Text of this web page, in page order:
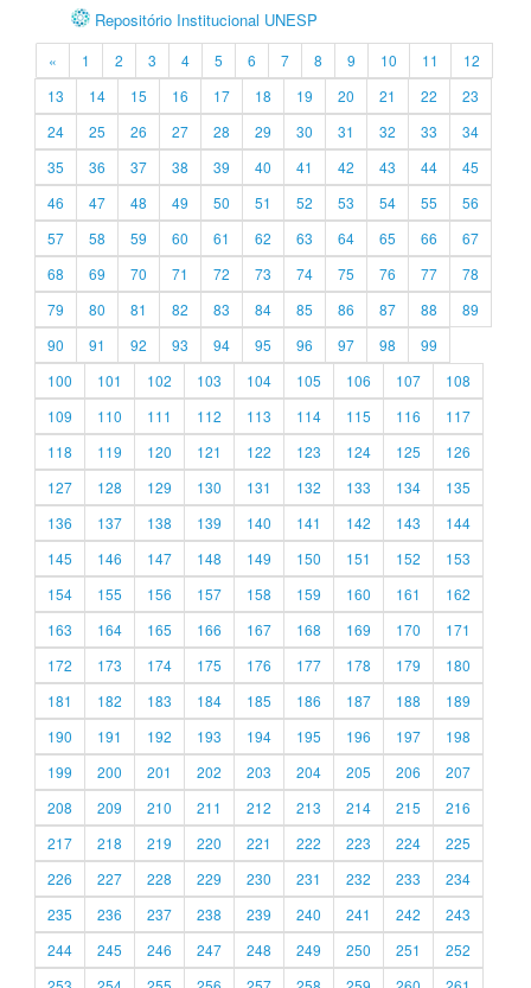
Repositório Institucional UNESP
« 1 2 3 4 5 6 7 8 9 10 11
12
13
14 15 16 17 18 19 20 21 22
23
24
25 26 27 28 29 30 31 32 33
34
35
36 37 38 39 40 41 42 43 44
45
46
47 48 49 50 51 52 53 54 55
56
57
58 59 60 61 62 63 64 65 66
67
68
69 70 71 72 73 74 75 76 77
78
79
80 81 82 83 84 85 86 87 88
89
90
91 92 93 94 95 96 97 98
99
100
101 102 103 104 105 106 107
108
109
110 111 112 113 114 115 116
117
118
119 120 121 122 123 124 125
126
127
128 129 130 131 132 133 134
135
136
137 138 139 140 141 142 143
144
145
146 147 148 149 150 151 152
153
154
155 156 157 158 159 160 161
162
163
164 165 166 167 168 169 170
171
172
173 174 175 176 177 178 179
180
181
182 183 184 185 186 187 188
189
190
191 192 193 194 195 196 197
198
199
200 201 202 203 204 205 206
207
208
209 210 211 212 213 214 215
216
217
218 219 220 221 222 223 224
225
226
227 228 229 230 231 232 233
234
235
236 237 238 239 240 241 242
243
244
245 246 247 248 249 250 251
252